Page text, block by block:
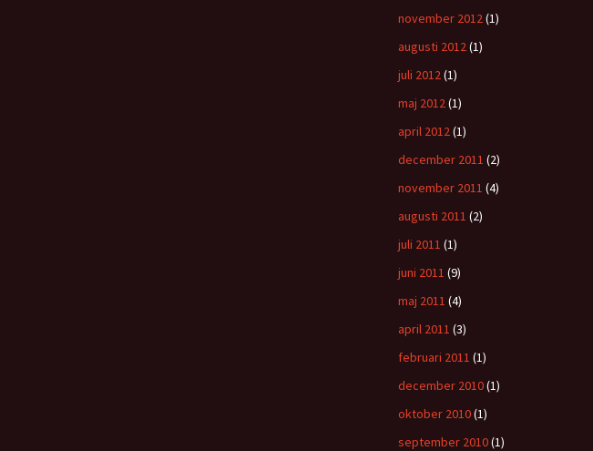
november 2012(1)
augusti 2012(1)
juli 2012(1)
maj 2012(1)
april 2012(1)
december 2011 (2)
november 2011 (4)
augusti 2011 (2)
juli 2011 (1)
juni 2011 (9)
maj 2011 (4)
april 2011 (3)
februari 2011 (1)
december 2010(1)
oktober 2010(1)
september 2010(1)